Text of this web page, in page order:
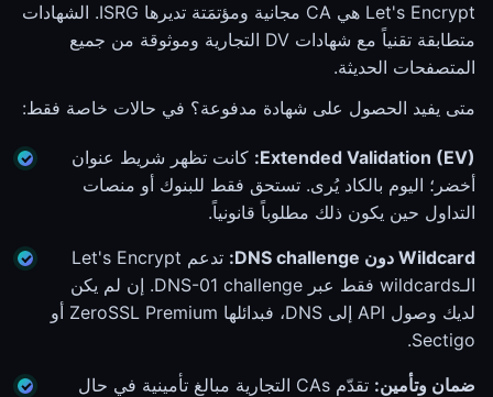
Let's Encrypt هي CA مجانية ومؤتمَتة تديرها ISRG. الشهادات
متطابقة تقنياً مع شهادات DV التجارية وموثوقة من جميع
المتصفحات الحديثة.
متى يفيد الحصول على شهادة مدفوعة؟ في حالات خاصة فقط:
Extended Validation (EV): كانت تظهر شريط عنوان
أخضر؛ اليوم بالكاد يُرى. تستحق فقط للبنوك أو منصات
التداول حين يكون ذلك مطلوباً قانونياً.
Wildcard دون DNS challenge:
تدعم Let's Encrypt
الـwildcards فقط عبر DNS-01 challenge. إن لم يكن
لديك وصول API إلى DNS، فبدائلها ZeroSSL Premium أو
Sectigo.
ضمان وتأمين:
تقدّم CAs التجارية مبالغ تأمينية في حال